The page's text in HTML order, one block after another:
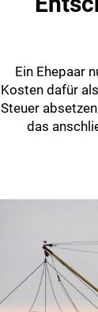
Ein Ehepaar
Kosten dafür
Steuer
das